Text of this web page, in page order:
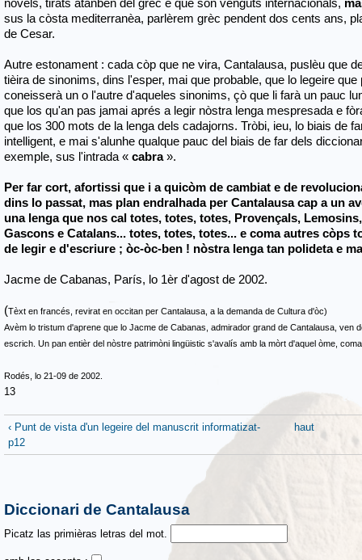
novèls, tirats atanben del grèc e que son venguts internacionals,
sus la còsta mediterranèa, parlèrem grèc pendent dos cents ans,
de Cesar.
Autre estonament : cada còp que ne vira, Cantalausa, puslèu que
tièira de sinonims, dins l'esper, mai que probable, que lo legeire
coneisserà un o l'autre d'aqueles sinonims, çò que li farà un pauc
que los qu'an pas jamai aprés a legir nòstra lenga mespresada e
que los 300 mots de la lenga dels cadajorns. Tròbi, ieu, lo biais de
intelligent, e mai s'alunhe qualque pauc del biais de far dels
exemple, sus l'intrada « cabra».
Per far cort, afortissi que i a quicòm de cambiat e de
dins lo passat, mas plan endralhada per Cantalausa cap a un
una lenga que nos cal totes, totes, totes, Provençals,
Gascons e Catalans... totes, totes, totes... e coma autres còps
de legir e d'escriure ; òc-òc-ben ! nòstra lenga tan polideta e
Jacme de Cabanas, París, lo 1èr d'agost de 2002.
(Tèxt en francés, revirat en occitan per Cantalausa, a la demanda de Cultura d'òc)
Avèm lo tristum d'aprene que lo Jacme de Cabanas, admirador grand de Cantalausa, ven
escrich. Un pan entièr del nòstre patrimòni lingüistic s'avalís amb la mòrt d'aquel òme,
Rodés, lo 21-09 de 2002.
13
‹ Punt de vista d'un legeire del manuscrit informatizat-
p12
haut
Diccionari de Cantalausa
Picatz las primièras letras del mot.